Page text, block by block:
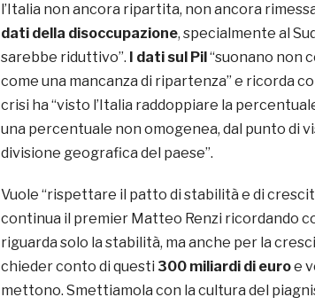
l’Italia non ancora ripartita, non ancora
dati della disoccupazione, specialmente al
sarebbe riduttivo”. I dati sul Pil“suonano non
come una mancanza di ripartenza” e ricorda
crisi ha “visto l’Italia raddoppiare la
una percentuale non omogenea, dal punto di
divisione geografica del paese”.
Vuole “rispettare il patto di stabilità e di
continua il premier Matteo Renzi ricordando
riguarda solo la stabilità, ma anche per la
chieder conto di questi 300 miliardi di euroe
mettono. Smettiamola con la cultura del